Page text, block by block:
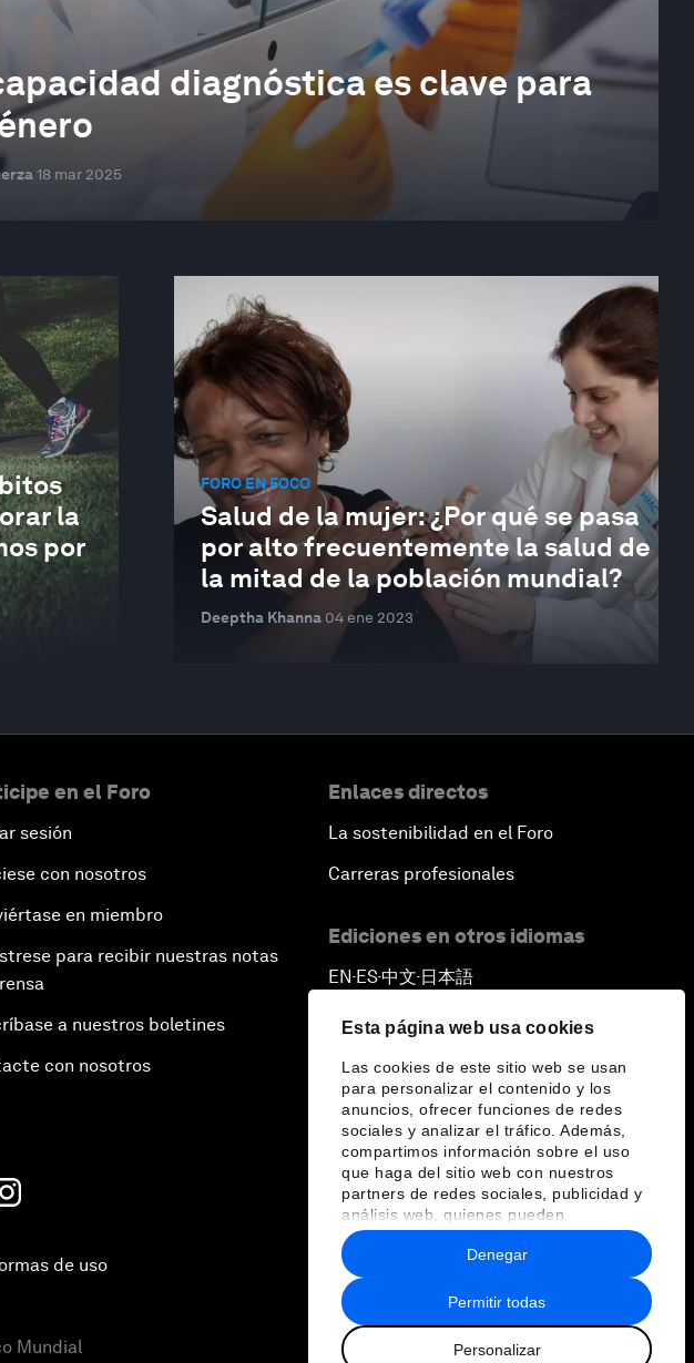
Esta página web usa cookies
Las cookies de este sitio web se usan
para personalizar el contenido y los
anuncios, ofrecer funciones de redes
sociales y analizar el tráfico. Además,
compartimos información sobre el uso
que haga del sitio web con nuestros
partners de redes sociales, publicidad y
análisis web, quienes pueden
combinarla con otra información que les
haya proporcionado o que hayan
recopilado a partir del uso que haya
hecho de sus servicios.
Permitir todas
Personalizar
Denegar
diagnóstica es clave para
18 mar 2025
la
por
FORO EN FOCO
Salud de la mujer: ¿Por qué se pasa
por alto frecuentemente la salud de
la mitad de la población mundial?
Deeptha Khanna 04 ene 2023
en el Foro
sesión
con nosotros
en miembro
para recibir nuestras notas
a nuestros boletines
con nosotros
Enlaces directos
La sostenibilidad en el Foro
Carreras profesionales
Ediciones en otros idiomas
EN ▪ES▪中文▪ 日本語
de uso
Mundial